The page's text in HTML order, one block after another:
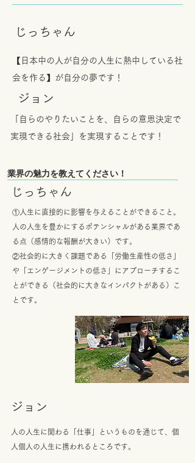
​じっちゃん
【日本中の人が自分の人生に熱中している社
会を作る】が自分の夢です！
​ジョン
「自らのやりたいことを、自らの意思決定で
実現できる社会」を実現することです！
業界の魅力を教えてください！
​じっちゃん
①人生に直接的に影響を与えることができること。
人の人生を豊かにするポテンシャルがある業界であ
る点（感情的な報酬が大きい）です。
②社会的に大きく課題である「労働生産性の低さ」
や「エンゲージメントの低さ」にアプローチするこ
とができる（社会的に大きなインパクトがある）こ
とです。
​ジョン
人の人生に関わる「仕事」というものを通じて、個
人個人の人生に携われるところです。